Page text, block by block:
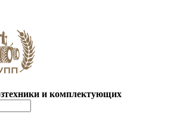
и комплектующих